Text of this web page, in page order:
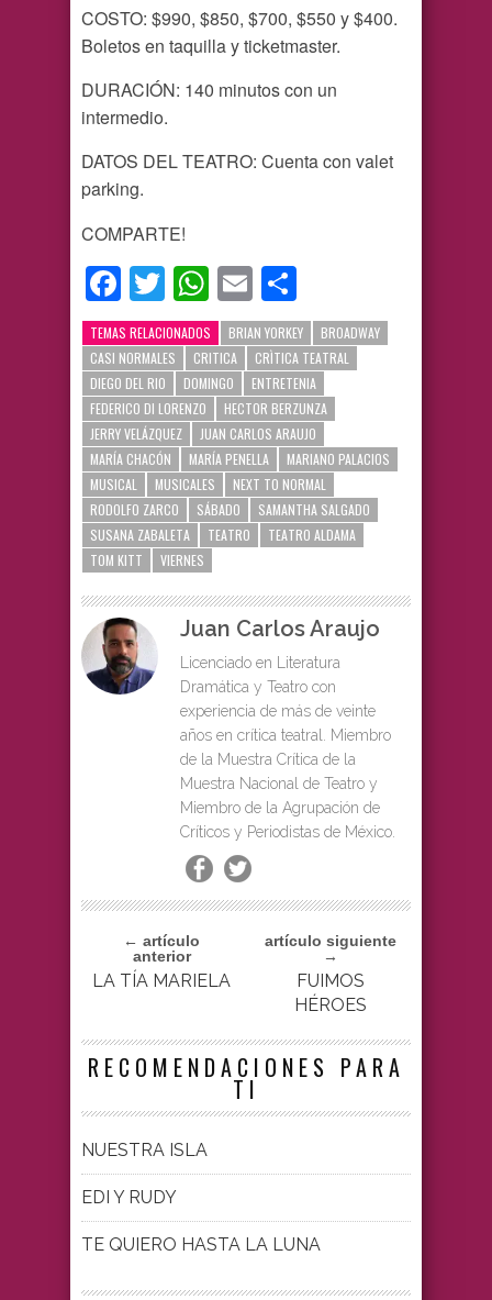
COSTO: $990, $850, $700, $550 y $400.
Boletos en taquilla y ticketmaster.
DURACIÓN: 140 minutos con un
intermedio.
DATOS DEL TEATRO: Cuenta con valet
parking.
COMPARTE!
Facebook
TwitterWhatsApp
Email
TEMAS RELACIONADOS BRIAN YORKEY
BROADWAY
CASI NORMALES
CRITICA
CRÌTICA TEATRAL
DIEGO DEL RIO
DOMINGO
ENTRETENIA
FEDERICO DI LORENZO
HECTOR BERZUNZA
JERRY VELÁZQUEZ
JUAN CARLOS ARAUJO
MARÍA CHACÓN
MARÍA PENELLA
MARIANO PALACIOS
MUSICAL
MUSICALES
NEXT TO NORMAL
RODOLFO ZARCO
SÁBADO
SAMANTHA SALGADO
SUSANA ZABALETA
TEATRO
TEATRO ALDAMA
TOM KITT
VIERNES
Juan Carlos Araujo
Licenciado en Literatura
Dramática y Teatro con
experiencia de más de veinte
años en crítica teatral. Miembro
de la Muestra Crítica de la
Muestra Nacional de Teatro y
Miembro de la Agrupación de
Críticos y Periodistas de México.
← artículo
anterior
LA TÍA MARIELA
artículo siguiente
→
FUIMOS
HÉROES
RECOMENDACIONES PARA
TI
NUESTRA ISLA
EDI Y RUDY
TE QUIERO HASTA LA LUNA